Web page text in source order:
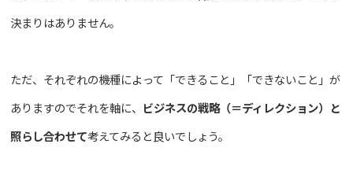
決まりはありません。
ただ、それぞれの機種によって「できること」「できないこと」が
ありますのでそれを軸に、 ビジネスの戦略（＝ディレクション）と
照らし合わせて考えてみると良いでしょう。